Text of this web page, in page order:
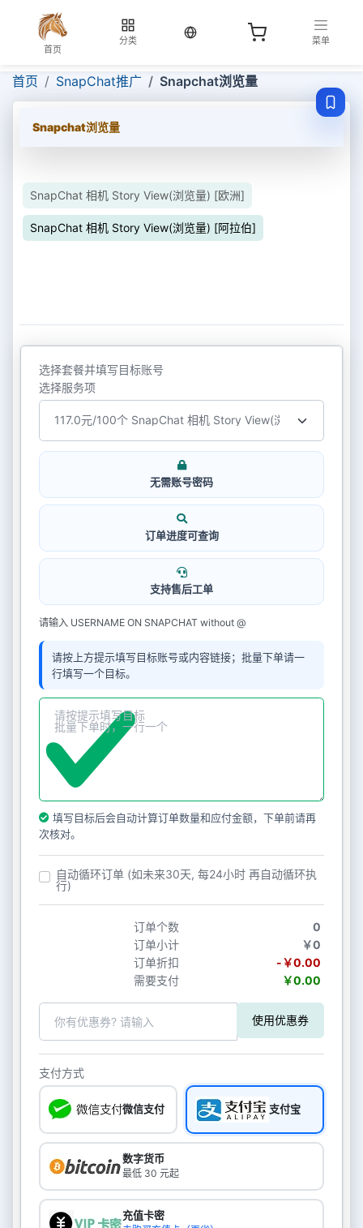
首页
分类
当前语言：中文
菜单
首页 SnapChat推广 Snapchat浏览量
Snapchat浏览量
SnapChat 相机 Story View(浏览量) [欧洲]
SnapChat 相机 Story View(浏览量) [阿拉伯]
选择套餐并填写目标账号
选择服务项
无需账号密码
订单进度可查询
支持售后工单
请输入 USERNAME ON SNAPCHAT without @
请按上方提示填写目标账号或内容链接；批量下单请一
行填写一个目标。
填写目标后会自动计算订单数量和应付金额，下单前请再
次核对。
自动循环订单 (如未来30天, 每24小时 再自动循环执
行)
订单个数
0
订单小计
￥0
订单折扣
-￥0.00
需要支付
￥0.00
使用优惠券
支付方式
微信支付 支付宝
数字货币
最低 30 元起
充值卡密